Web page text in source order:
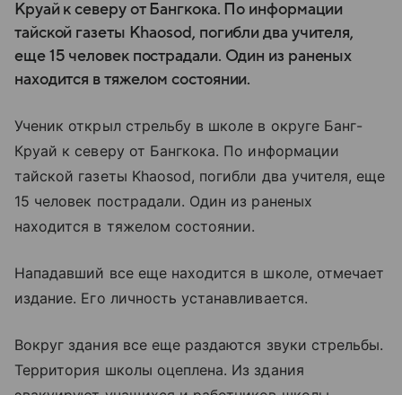
Круай к северу от Бангкока. По информации
тайской газеты Khaosod, погибли два учителя,
еще 15 человек пострадали. Один из раненых
находится в тяжелом состоянии.
Ученик открыл стрельбу в школе в округе Банг-
Круай к северу от Бангкока. По информации
тайской газеты Khaosod, погибли два учителя, еще
15 человек пострадали. Один из раненых
находится в тяжелом состоянии.
Нападавший все еще находится в школе, отмечает
издание. Его личность устанавливается.
Вокруг здания все еще раздаются звуки стрельбы.
Территория школы оцеплена. Из здания